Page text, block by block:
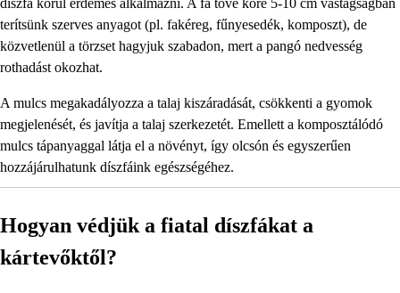
díszfa körül érdemes alkalmazni. A fa töve köré 5-10 cm vastagságban
terítsünk szerves anyagot (pl. fakéreg, fűnyesedék, komposzt), de
közvetlenül a törzset hagyjuk szabadon, mert a pangó nedvesség
rothadást okozhat.
A mulcs megakadályozza a talaj kiszáradását, csökkenti a gyomok
megjelenését, és javítja a talaj szerkezetét. Emellett a komposztálódó
mulcs tápanyaggal látja el a növényt, így olcsón és egyszerűen
hozzájárulhatunk díszfáink egészségéhez.
Hogyan védjük a fiatal díszfákat a
kártevőktől?